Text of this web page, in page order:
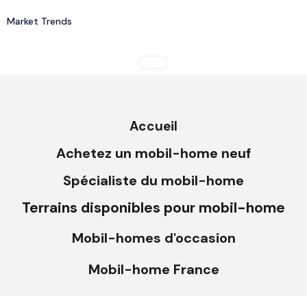
Market Trends
Accueil
Achetez un mobil-home neuf
Spécialiste du mobil-home
Terrains disponibles pour mobil-home
Mobil-homes d'occasion
Mobil-home France